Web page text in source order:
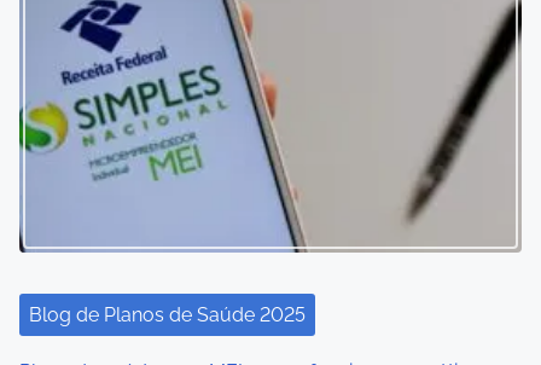
Blog de Planos de Saúde 2025